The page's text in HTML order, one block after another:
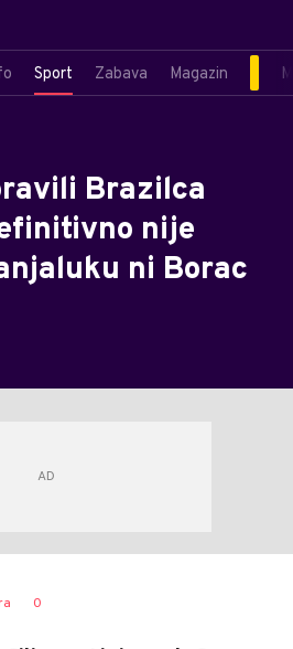
Sport Zabava Magazin
Brazilca
nije
ni Borac
0